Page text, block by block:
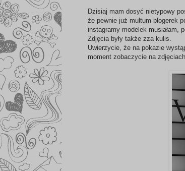
Dzisiaj mam dosyć nietypowy
że pewnie już multum blogerek
instagramy modelek musiałam,
Zdjęcia były także zza kulis.
Uwierzycie, że na pokazie
moment zobaczycie na